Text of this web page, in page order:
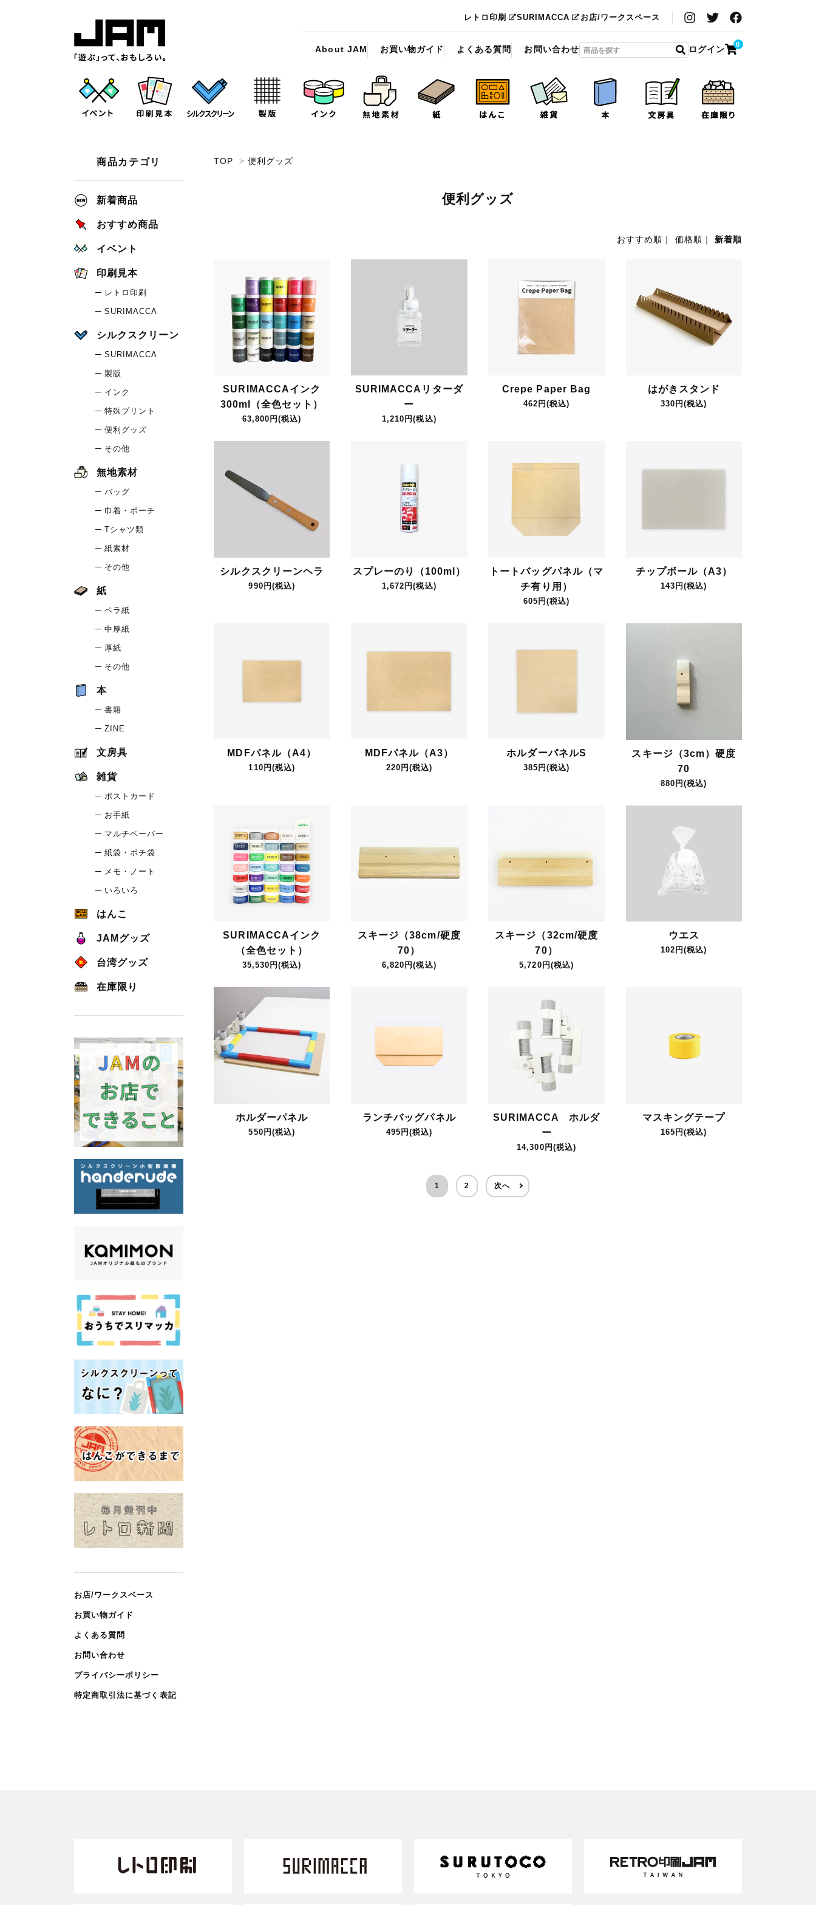
レトロ印刷 SURIMACCA お店/ワークスペース
About JAM お買い物ガイド よくある質問 お問い合わせ ログイン 0
TOP > 便利グッズ
便利グッズ
おすすめ順 ｜ 価格順 ｜ 新着順
SURIMACCAインク
300ml（全色セット）
63,800円(税込)
SURIMACCAリターダ
ー
1,210円(税込)
Crepe Paper Bag
462円(税込)
はがきスタンド
330円(税込)
シルクスクリーンヘラ
990円(税込)
スプレーのり（100ml）
1,672円(税込)
トートバッグパネル（マ
チ有り用）
605円(税込)
チップボール（A3）
143円(税込)
MDFパネル（A4）
110円(税込)
MDFパネル（A3）
220円(税込)
ホルダーパネルS
385円(税込)
スキージ（3cm）硬度
70
880円(税込)
SURIMACCAインク
（全色セット）
35,530円(税込)
スキージ（38cm/硬度
70）
6,820円(税込)
スキージ（32cm/硬度
70）
5,720円(税込)
ウエス
102円(税込)
ホルダーパネル
550円(税込)
ランチバッグパネル
495円(税込)
SURIMACCA ホルダ
ー
14,300円(税込)
マスキングテープ
165円(税込)
1 2 次へ
商品カテゴリ
新着商品
おすすめ商品
イベント
印刷見本
レトロ印刷
SURIMACCA
シルクスクリーン
SURIMACCA
製版
インク
特殊プリント
便利グッズ
その他
無地素材
バッグ
巾着・ポーチ
Tシャツ類
紙素材
その他
紙
ペラ紙
中厚紙
厚紙
その他
本
書籍
ZINE
文房具
雑貨
ポストカード
お手紙
マルチペーパー
紙袋・ポチ袋
メモ・ノート
いろいろ
はんこ
JAMグッズ
台湾グッズ
在庫限り
お店/ワークスペース
お買い物ガイド
よくある質問
お問い合わせ
プライバシーポリシー
特定商取引法に基づく表記